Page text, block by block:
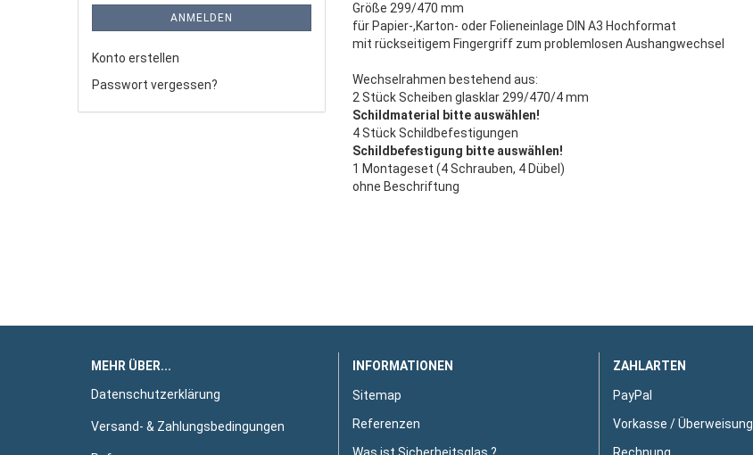
Größe 299/470 mm
für Papier-,Karton- oder Folieneinlage DIN A3 Hochformat
mit rückseitigem Fingergriff zum problemlosen Aushangwechsel
Wechselrahmen bestehend aus:
2 Stück Scheiben glasklar 299/470/4 mm
Schildmaterial bitte auswählen!
4 Stück Schildbefestigungen
Schildbefestigung bitte auswählen!
1 Montageset (4 Schrauben, 4 Dübel)
ohne Beschriftung
ANMELDEN
Konto erstellen
Passwort vergessen?
MEHR ÜBER...
Datenschutzerklärung
Versand- & Zahlungsbedingungen
INFORMATIONEN
Sitemap
Referenzen
ZAHLARTEN
PayPal
Vorkasse / Überweisung